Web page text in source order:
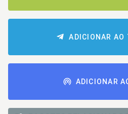
ADICIONAR AO
ADICIONAR